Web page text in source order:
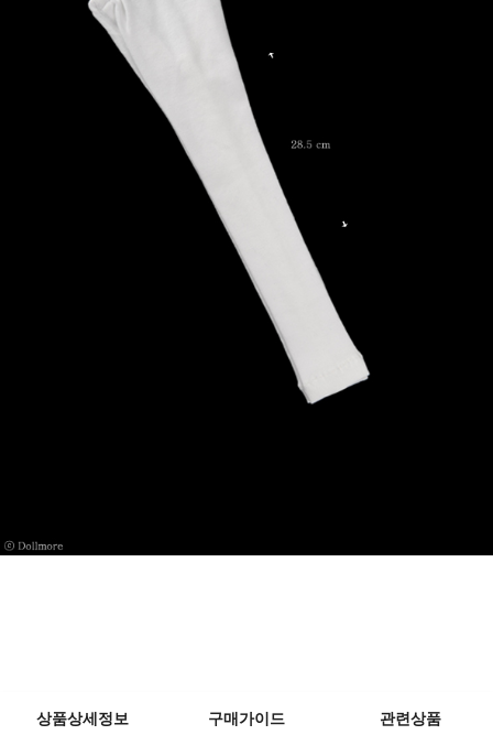
상품상세정보 구매가이드 관련상품